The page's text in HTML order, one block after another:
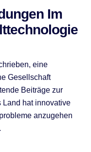
Im
eine
Gesellschaft
Beiträge zur
Land hat innovative
anzugehen